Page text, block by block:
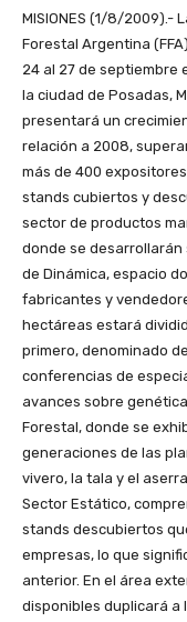
MISIONES (1/8/2009).-
Forestal Argentina
24 al 27 de septiembre
la ciudad de Posadas,
presentará un
relación a 2008,
más de 400
stands cubiertos y
sector de productos
donde se desarrollarán
de Dinámica, espacio
fabricantes y
hectáreas estará
primero, denominado
conferencias de
avances sobre
Forestal, donde se
generaciones de las
vivero, la tala y el
Sector Estático,
stands descubiertos
empresas, lo que
anterior. En el área
disponibles duplicará a